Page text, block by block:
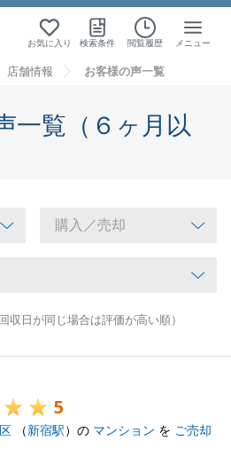
お気に入り 検索条件 閲覧履歴 メニュー
店舗情報 お客様の声一覧
一覧（６ヶ月以
収日が同じ場合は評価が高い順）
5
（新宿駅）の マンション を ご売却